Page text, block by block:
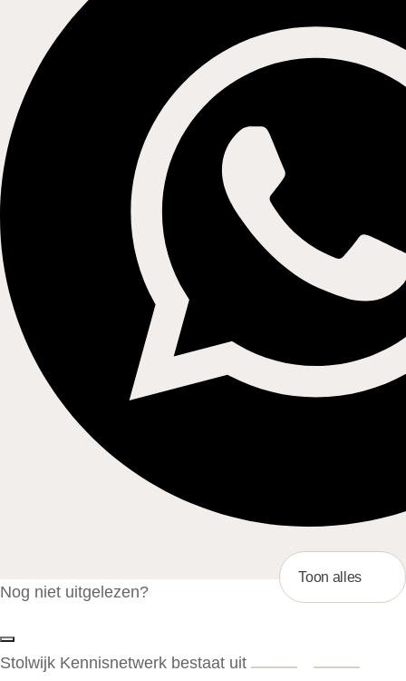
Nog niet uitgelezen?
Toon alles
Stolwijk Kennisnetwerk bestaat uit